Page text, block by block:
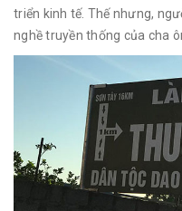
triển kinh tế. Thế nhưng,
nghề truyền thống của cha